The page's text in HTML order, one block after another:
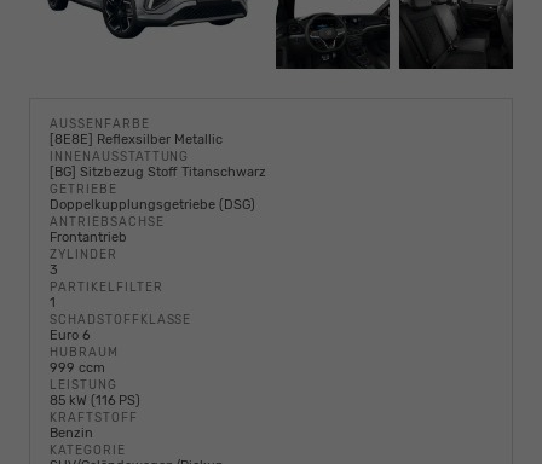
AUSSENFARBE
[8E8E] Reflexsilber Metallic
INNENAUSSTATTUNG
[BG] Sitzbezug Stoff Titanschwarz
GETRIEBE
Doppelkupplungsgetriebe (DSG)
ANTRIEBSACHSE
Frontantrieb
ZYLINDER
3
PARTIKELFILTER
1
SCHADSTOFFKLASSE
Euro 6
HUBRAUM
999 ccm
LEISTUNG
85 kW (116 PS)
KRAFTSTOFF
Benzin
KATEGORIE